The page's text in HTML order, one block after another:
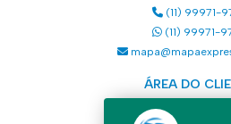
(11) 99971-
(11) 99971-
ÁREA DO